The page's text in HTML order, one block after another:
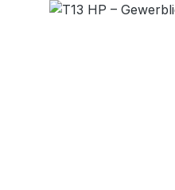
Bildergalerie überspringen